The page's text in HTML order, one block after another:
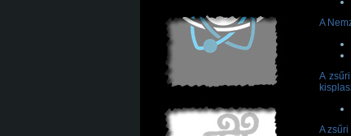
A
A
A